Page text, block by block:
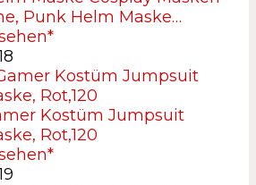
Punk Helm Maske…
Kostüm Jumpsuit
Rot,120